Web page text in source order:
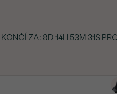
KONČÍ ZA: 8D 14H 53M 30S